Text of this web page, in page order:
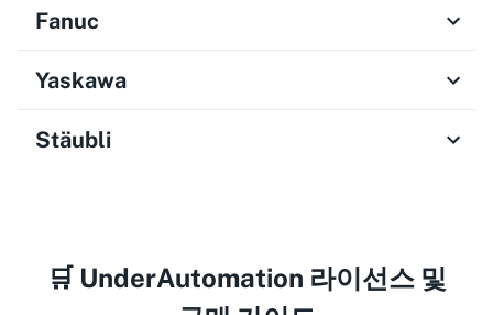
Fanuc
Yaskawa
Stäubli
🛒 UnderAutomation 라이선스 및